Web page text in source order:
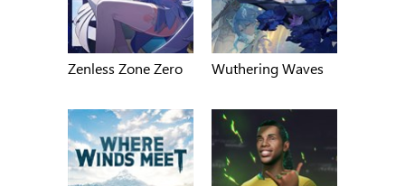
Zenless Zone Zero Wuthering Waves